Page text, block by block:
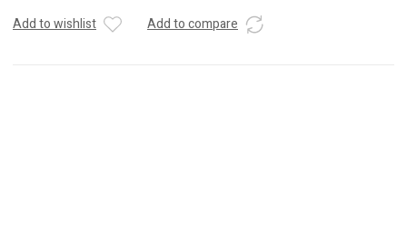
7.0Ah
Add to wishlist Add to compare